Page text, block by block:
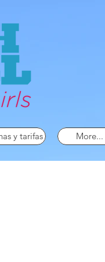
y tarifas More...